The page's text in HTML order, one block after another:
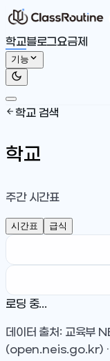
학교블로그요금제
기능
학교 검색
학교
주간 시간표
시간표 급식
로딩 중...
데이터 출처: 교육부
(open.neis.go.kr) ·